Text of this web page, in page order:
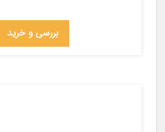
بررسی و خرید